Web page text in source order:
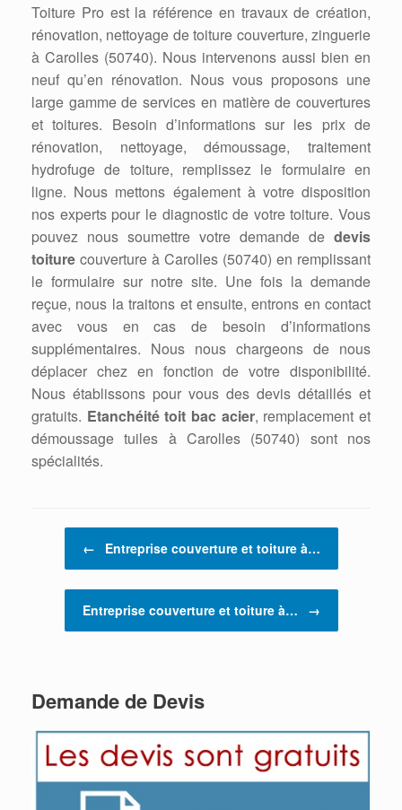
Toiture Pro est la référence en travaux de création,
rénovation, nettoyage de toiture couverture, zinguerie
à Carolles (50740). Nous intervenons aussi bien en
neuf qu’en rénovation. Nous vous proposons une
large gamme de services en matière de couvertures
et toitures. Besoin d’informations sur les prix de
rénovation, nettoyage, démoussage, traitement
hydrofuge de toiture, remplissez le formulaire en
ligne. Nous mettons également à votre disposition
nos experts pour le diagnostic de votre toiture. Vous
pouvez nous soumettre votre demande de devis
toiture couverture à Carolles (50740) en remplissant
le formulaire sur notre site. Une fois la demande
reçue, nous la traitons et ensuite, entrons en contact
avec vous en cas de besoin d’informations
supplémentaires. Nous nous chargeons de nous
déplacer chez en fonction de votre disponibilité.
Nous établissons pour vous des devis détaillés et
gratuits. Etanchéité toit bac acier, remplacement et
démoussage tuiles à Carolles (50740) sont nos
spécialités.
Post navigation
← Entreprise couverture et toiture à…
Entreprise couverture et toiture à… →
Demande de Devis